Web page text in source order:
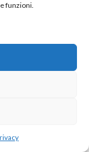
funzioni.